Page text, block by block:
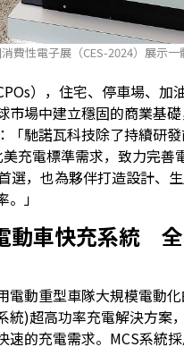
費性電子展（CES-2024）展示
），住宅、停車場、加
場中建立穩固的商業基
「馳諾瓦科技除了持續研
充電標準需求，致力完
選，也為夥伴打造設計
」
動車快充系統
電動重型車隊大規模電動
統)超高功率充電解決方
速的充電需求。MCS系統